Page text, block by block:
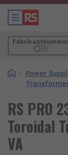
Fabrikantnummer
/ Power
RS PRO
Toroidal
VA